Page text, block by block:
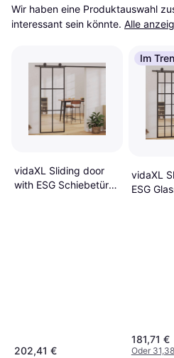
Wir haben eine Produktauswahl
interessant sein könnte. Alle
vidaXL Sliding door
with ESG Schiebetür
202,41 €
Im
vidaXL
ESG
181,71 €
Oder